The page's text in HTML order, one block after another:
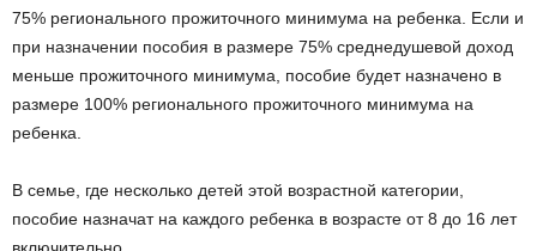
75% регионального прожиточного минимума на ребенка. Если и
при назначении пособия в размере 75% среднедушевой доход
меньше прожиточного минимума, пособие будет назначено в
размере 100% регионального прожиточного минимума на
ребенка.
В семье, где несколько детей этой возрастной категории,
пособие назначат на каждого ребенка в возрасте от 8 до 16 лет
включительно.